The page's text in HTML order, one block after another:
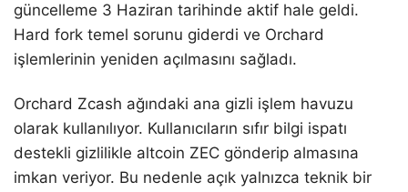
güncelleme 3 Haziran tarihinde aktif hale geldi.
Hard fork temel sorunu giderdi ve Orchard
işlemlerinin yeniden açılmasını sağladı.
Orchard Zcash ağındaki ana gizli işlem havuzu
olarak kullanılıyor. Kullanıcıların sıfır bilgi ispatı
destekli gizlilikle altcoin ZEC gönderip almasına
imkan veriyor. Bu nedenle açık yalnızca teknik bir